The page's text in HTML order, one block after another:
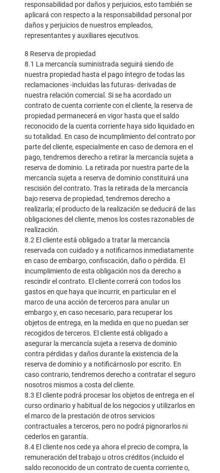
responsabilidad por daños y perjuicios, esto también se
aplicará con respecto a la responsabilidad personal por
daños y perjuicios de nuestros empleados,
representantes y auxiliares ejecutivos.
8 Reserva de propiedad
8.1 La mercancía suministrada seguirá siendo de
nuestra propiedad hasta el pago íntegro de todas las
reclamaciones -incluidas las futuras- derivadas de
nuestra relación comercial. Si se ha acordado un
contrato de cuenta corriente con el cliente, la reserva de
propiedad permanecerá en vigor hasta que el saldo
reconocido de la cuenta corriente haya sido liquidado en
su totalidad. En caso de incumplimiento del contrato por
parte del cliente, especialmente en caso de demora en el
pago, tendremos derecho a retirar la mercancía sujeta a
reserva de dominio. La retirada por nuestra parte de la
mercancía sujeta a reserva de dominio constituirá una
rescisión del contrato. Tras la retirada de la mercancía
bajo reserva de propiedad, tendremos derecho a
realizarla; el producto de la realización se deducirá de las
obligaciones del cliente, menos los costes razonables de
realización.
8.2 El cliente está obligado a tratar la mercancía
reservada con cuidado y a notificarnos inmediatamente
en caso de embargo, confiscación, daño o pérdida. El
incumplimiento de esta obligación nos da derecho a
rescindir el contrato. El cliente correrá con todos los
gastos en que haya que incurrir, en particular en el
marco de una acción de terceros para anular un
embargo y, en caso necesario, para recuperar los
objetos de entrega, en la medida en que no puedan ser
recogidos de terceros. El cliente está obligado a
asegurar la mercancía sujeta a reserva de dominio
contra pérdidas y daños durante la existencia de la
reserva de dominio y a notificárnoslo por escrito. En
caso contrario, tendremos derecho a contratar el seguro
nosotros mismos a costa del cliente.
8.3 El cliente podrá procesar los objetos de entrega en el
curso ordinario y habitual de los negocios y utilizarlos en
el marco de la prestación de otros servicios
contractuales a terceros, pero no podrá pignorarlos ni
cederlos en garantía.
8.4 El cliente nos cede ya ahora el precio de compra, la
remuneración del trabajo u otros créditos (incluido el
saldo reconocido de un contrato de cuenta corriente o,